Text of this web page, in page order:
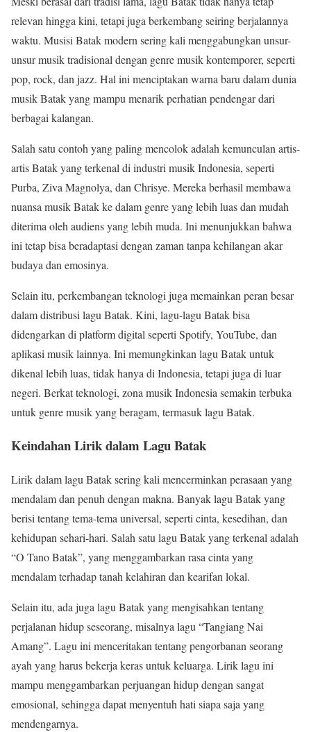
relevan hingga kini, tetapi juga berkembang seiring berjalannya
waktu. Musisi Batak modern sering kali menggabungkan unsur-
unsur musik tradisional dengan genre musik kontemporer, seperti
pop, rock, dan jazz. Hal ini menciptakan warna baru dalam dunia
musik Batak yang mampu menarik perhatian pendengar dari
berbagai kalangan.
Salah satu contoh yang paling mencolok adalah kemunculan artis-
artis Batak yang terkenal di industri musik Indonesia, seperti
Purba, Ziva Magnolya, dan Chrisye. Mereka berhasil membawa
nuansa musik Batak ke dalam genre yang lebih luas dan mudah
diterima oleh audiens yang lebih muda. Ini menunjukkan bahwa
ini tetap bisa beradaptasi dengan zaman tanpa kehilangan akar
budaya dan emosinya.
Selain itu, perkembangan teknologi juga memainkan peran besar
dalam distribusi lagu Batak. Kini, lagu-lagu Batak bisa
didengarkan di platform digital seperti Spotify, YouTube, dan
aplikasi musik lainnya. Ini memungkinkan lagu Batak untuk
dikenal lebih luas, tidak hanya di Indonesia, tetapi juga di luar
negeri. Berkat teknologi, zona musik Indonesia semakin terbuka
untuk genre musik yang beragam, termasuk lagu Batak.
Keindahan Lirik dalam Lagu Batak
Lirik dalam lagu Batak sering kali mencerminkan perasaan yang
mendalam dan penuh dengan makna. Banyak lagu Batak yang
berisi tentang tema-tema universal, seperti cinta, kesedihan, dan
kehidupan sehari-hari. Salah satu lagu Batak yang terkenal adalah
“O Tano Batak”, yang menggambarkan rasa cinta yang
mendalam terhadap tanah kelahiran dan kearifan lokal.
Selain itu, ada juga lagu Batak yang mengisahkan tentang
perjalanan hidup seseorang, misalnya lagu “Tangiang Nai
Amang”. Lagu ini menceritakan tentang pengorbanan seorang
ayah yang harus bekerja keras untuk keluarga. Lirik lagu ini
mampu menggambarkan perjuangan hidup dengan sangat
emosional, sehingga dapat menyentuh hati siapa saja yang
mendengarnya.